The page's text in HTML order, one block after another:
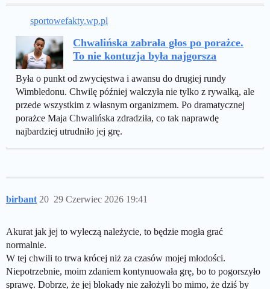
sportowefakty.wp.pl
Chwalińska zabrała głos po porażce.
To nie kontuzja była najgorsza
Była o punkt od zwycięstwa i awansu do drugiej rundy
Wimbledonu. Chwilę później walczyła nie tylko z rywalką, ale
przede wszystkim z własnym organizmem. Po dramatycznej
porażce Maja Chwalińska zdradziła, co tak naprawdę
najbardziej utrudniło jej grę.
birbant 29 Czerwiec 2026 19:41
20
Akurat jak jej to wyleczą należycie, to będzie mogła grać
normalnie.
W tej chwili to trwa krócej niż za czasów mojej młodości.
Niepotrzebnie, moim zdaniem kontynuowała grę, bo to pogorszyło
sprawę. Dobrze, że jej blokady nie założyli bo mimo, że dziś by